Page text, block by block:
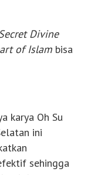
Divine
of Islam bisa
karya Oh Su
ini
sehingga